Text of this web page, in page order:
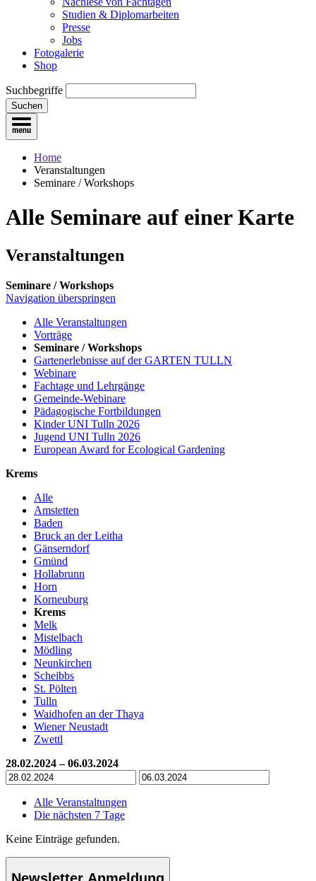
Studien & Diplomarbeiten
Presse
Jobs
Fotogalerie
Shop
Suchbegriffe
Suchen
Home
Veranstaltungen
Seminare / Workshops
Alle Seminare auf einer Karte
Veranstaltungen
Seminare / Workshops
Navigation überspringen
Alle Veranstaltungen
Vorträge
Seminare / Workshops
Gartenerlebnisse auf der GARTEN TULLN
Webinare
Fachtage und Lehrgänge
Gemeinde-Webinare
Pädagogische Fortbildungen
Kinder UNI Tulln 2026
Jugend UNI Tulln 2026
European Award for Ecological Gardening
Krems
Alle
Amstetten
Baden
Bruck an der Leitha
Gänserndorf
Gmünd
Hollabrunn
Horn
Korneuburg
Krems
Melk
Mistelbach
Mödling
Neunkirchen
Scheibbs
St. Pölten
Tulln
Waidhofen an der Thaya
Wiener Neustadt
Zwettl
28.02.2024 – 06.03.2024
Alle Veranstaltungen
Die nächsten 7 Tage
Keine Einträge gefunden.